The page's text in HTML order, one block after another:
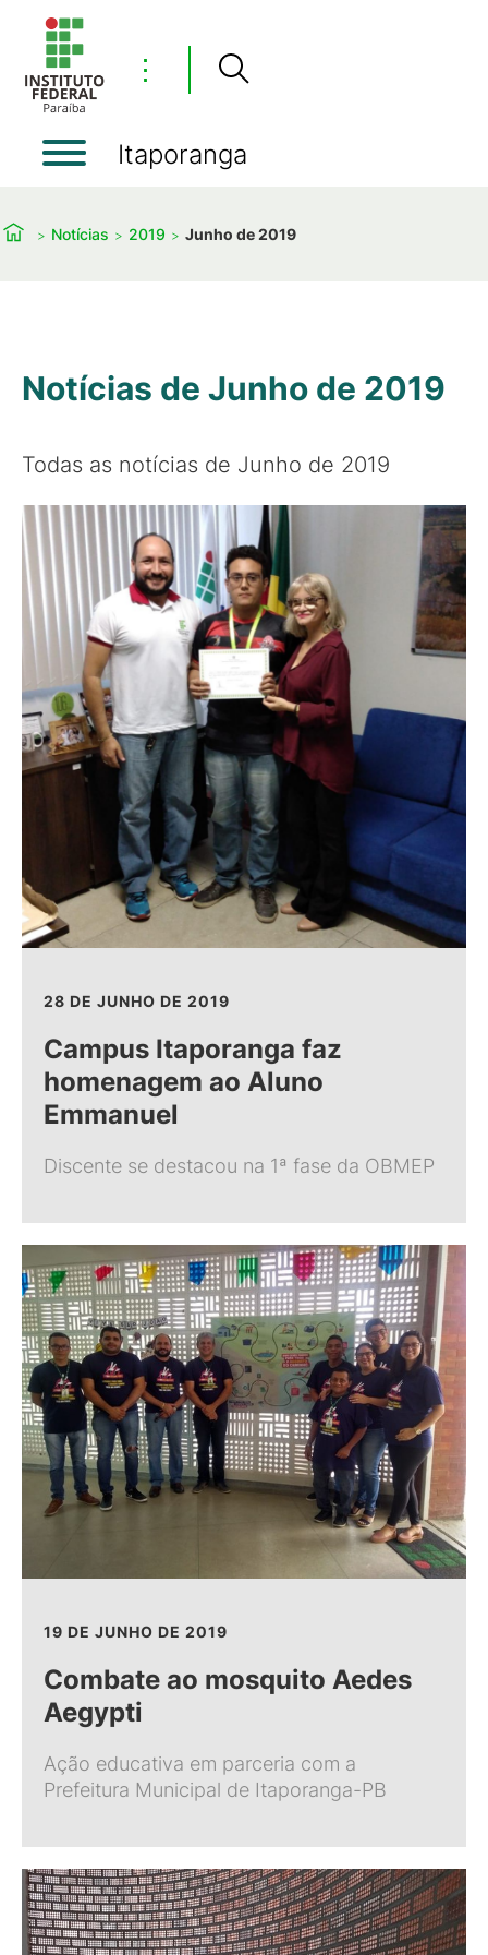
⋮
Itaporanga
Notícias 2019 Junho de 2019
Notícias de Junho de 2019
Todas as notícias de Junho de 2019
28 DE JUNHO DE 2019
Campus Itaporanga faz
homenagem ao Aluno
Emmanuel
Discente se destacou na 1ª fase da OBMEP
19 DE JUNHO DE 2019
Combate ao mosquito Aedes
Aegypti
Ação educativa em parceria com a
Prefeitura Municipal de Itaporanga-PB